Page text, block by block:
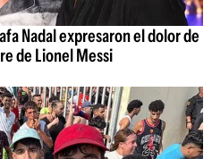
Nadal expresaron el dolor de
de Lionel Messi